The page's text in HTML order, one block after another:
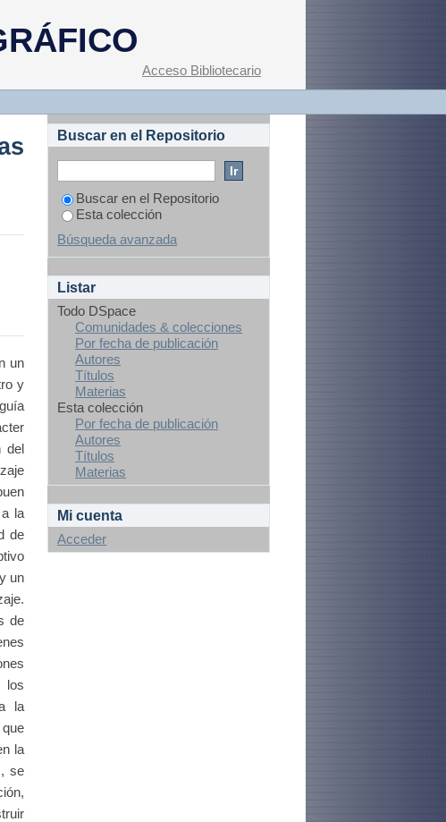
naturales de
Acceso Bibliotecario
un
y
del
la
de
un
de
los
la
la
se
Buscar en el Repositorio
Buscar en el Repositorio
Esta colección
Búsqueda avanzada
Listar
Todo DSpace
Comunidades & colecciones
Por fecha de publicación
Autores
Títulos
Materias
Esta colección
Por fecha de publicación
Autores
Títulos
Materias
Mi cuenta
Acceder